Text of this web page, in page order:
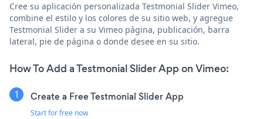
Cree su aplicación personalizada Testmonial Slider Vimeo,
combine el estilo y los colores de su sitio web, y agregue
Testmonial Slider a su Vimeo página, publicación, barra
lateral, pie de página o donde desee en su sitio.
How To Add a Testmonial Slider App on Vimeo:
Create a Free Testmonial Slider App
Start for free now